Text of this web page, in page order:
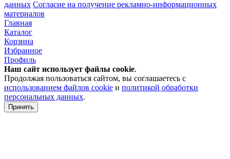
данных Согласие на получение рекламно-информационных
материалов
Главная
Каталог
Корзина
Избранное
Профиль
Наш сайт использует файлы cookie.
Продолжая пользоваться сайтом, вы соглашаетесь с
использованием файлов cookie и политикой обработки
персональных данных.
Принять